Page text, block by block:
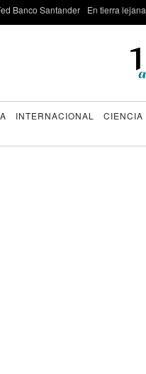
Banco Santander En tierra lejana
INTERNACIONAL CIENCIA